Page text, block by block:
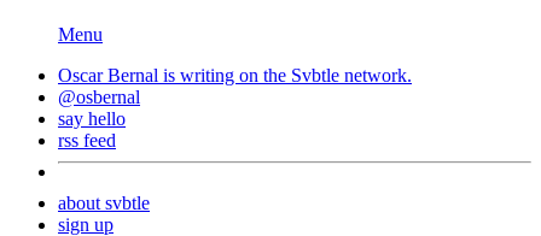
Menu
Oscar Bernal is writing on the Svbtle network.
@osbernal
say hello
rss feed
about svbtle
sign up